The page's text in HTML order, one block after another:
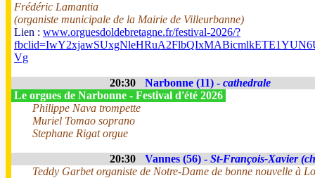
Frédéric Lamantia
(organiste municipale de la Mairie de Villeurbanne)
Lien : www.orguesdoldebretagne.fr/festival-2026/?
Vg
20:30 Narbonne (11) - cathedrale
Le orgues de Narbonne - Festival d'été 2026
Philippe Nava trompette
Muriel Tomao soprano
Stephane Rigat orgue
20:30 Vannes (56) - St-François-Xavier
Teddy Garbet organiste de Notre-Dame de bonne nouvelle à